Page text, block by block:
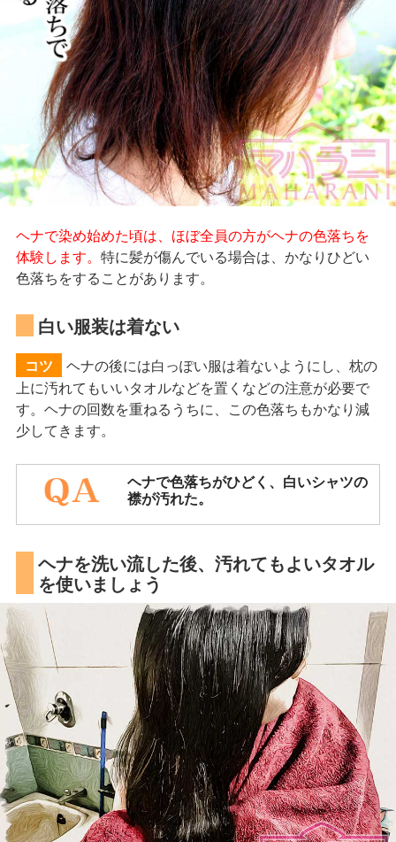
ヘナで染め始めた頃は、ほぼ全員の方がヘナの色落ちを
体験します。 特に髪が傷んでいる場合は、かなりひどい
色落ちをすることがあります。
白い服装は着ない
コツ
ヘナの後には白っぽい服は着ないようにし、枕の
上に汚れてもいいタオルなどを置くなどの注意が必要で
す。ヘナの回数を重ねるうちに、この色落ちもかなり減
少してきます。
ヘナで色落ちがひどく、白いシャツの
襟が汚れた。
ヘナを洗い流した後、汚れてもよいタオル
を使いましょう